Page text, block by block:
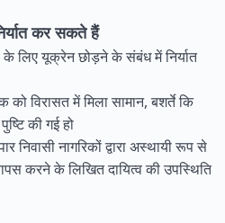
कर सकते हैं
के लिए यूक्रेन छोड़ने के संबंध में निर्यात
विरासत में मिला सामान, बशर्ते कि
की गई हो
निवासी नागरिकों द्वारा अस्थायी रूप से
करने के लिखित दायित्व की उपस्थिति